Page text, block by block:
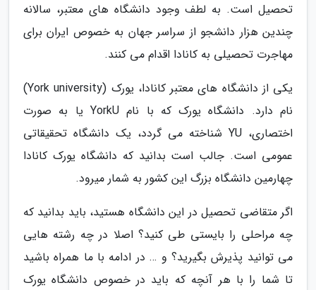
تحصیل است. به لطف وجود دانشگاه های معتبر، سالانه
چندین هزار دانشجو از سراسر جهان به خصوص ایران برای
مهاجرت تحصیلی به کانادا اقدام می کنند.
یکی از دانشگاه های معتبر کانادا، یورک (York university)
نام دارد. دانشگاه یورک که با نام YorkU یا به صورت
اختصاری، YU شناخته می گردد، یک دانشگاه تحقیقاتی
عمومی است. جالب است بدانید که دانشگاه یورک کانادا
چهارمین دانشگاه بزرگ این کشور به شمار میرود.
اگر متقاضی تحصیل در این دانشگاه هستید، باید بدانید که
چه مراحلی را بایستی طی کنید؟ اصلا در چه رشته هایی
می توانید پذیرش بگیرید؟ و … در ادامه با ما همراه باشید
تا شما را با هر آنچه که باید در خصوص دانشگاه یورک